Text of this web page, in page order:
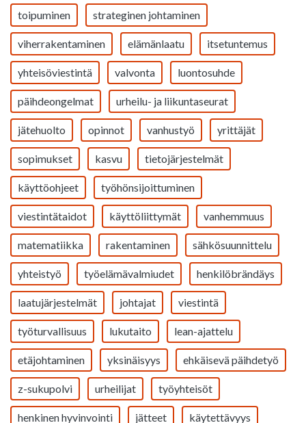
toipuminen strateginen johtaminen
viherrakentaminen elämänlaatu itsetuntemus
yhteisöviestintä valvonta luontosuhde
päihdeongelmat urheilu- ja liikuntaseurat
jätehuolto opinnot vanhustyö yrittäjät
sopimukset kasvu tietojärjestelmät
käyttöohjeet työhönsijoittuminen
viestintätaidot käyttöliittymät vanhemmuus
matematiikka rakentaminen sähkösuunnittelu
yhteistyö työelämävalmiudet henkilöbrändäys
laatujärjestelmät johtajat viestintä
työturvallisuus lukutaito lean-ajattelu
etäjohtaminen yksinäisyys ehkäisevä päihdetyö
z-sukupolvi urheilijat työyhteisöt
henkinen hyvinvointi jätteet käytettävyys